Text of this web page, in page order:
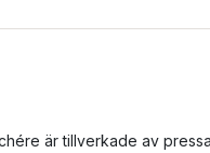
är tillverkade av